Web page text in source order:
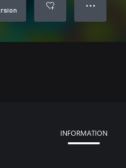
● ● ●
INFORMATION